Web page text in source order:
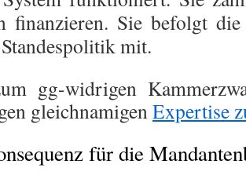
finanzieren. Sie befolgt
mit.
gg-widrigen
gleichnamigenExpertise
für die